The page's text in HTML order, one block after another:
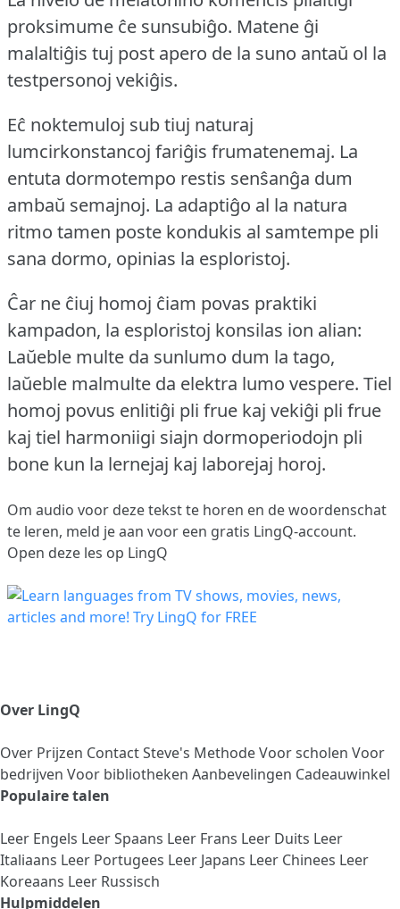
proksimume ĉe sunsubiĝo. Matene ĝi
malaltiĝis tuj post apero de la suno antaŭ ol la
testpersonoj vekiĝis.
Eĉ noktemuloj sub tiuj naturaj
lumcirkonstancoj fariĝis frumatenemaj. La
entuta dormotempo restis senŝanĝa dum
ambaŭ semajnoj. La adaptiĝo al la natura
ritmo tamen poste kondukis al samtempe pli
sana dormo, opinias la esploristoj.
Ĉar ne ĉiuj homoj ĉiam povas praktiki
kampadon, la esploristoj konsilas ion alian:
Laŭeble multe da sunlumo dum la tago,
laŭeble malmulte da elektra lumo vespere. Tiel
homoj povus enlitiĝi pli frue kaj vekiĝi pli frue
kaj tiel harmoniigi siajn dormoperiodojn pli
bone kun la lernejaj kaj laborejaj horoj.
Om audio voor deze tekst te horen en de woordenschat
te leren, meld je aan voor een gratis LingQ-account.
Open deze les op LingQ
Over LingQ
Over Prijzen ContactSteve's MethodeVoor scholen Voor
bedrijven Voor bibliotheken Aanbevelingen Cadeauwinkel
Populaire talen
Leer Engels Leer Spaans Leer Frans Leer Duits Leer
Italiaans Leer Portugees Leer Japans Leer Chinees Leer
Koreaans Leer Russisch
Hulpmiddelen